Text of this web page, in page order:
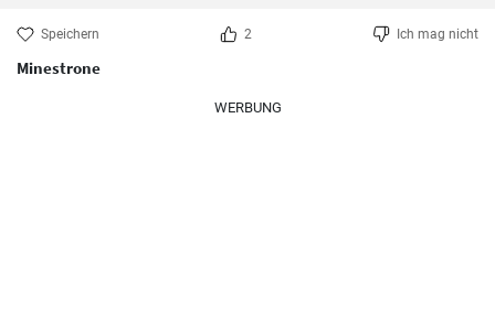
Speichern 2 Ich mag nicht
Minestrone
WERBUNG